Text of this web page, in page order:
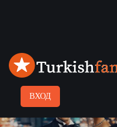
ВХОД